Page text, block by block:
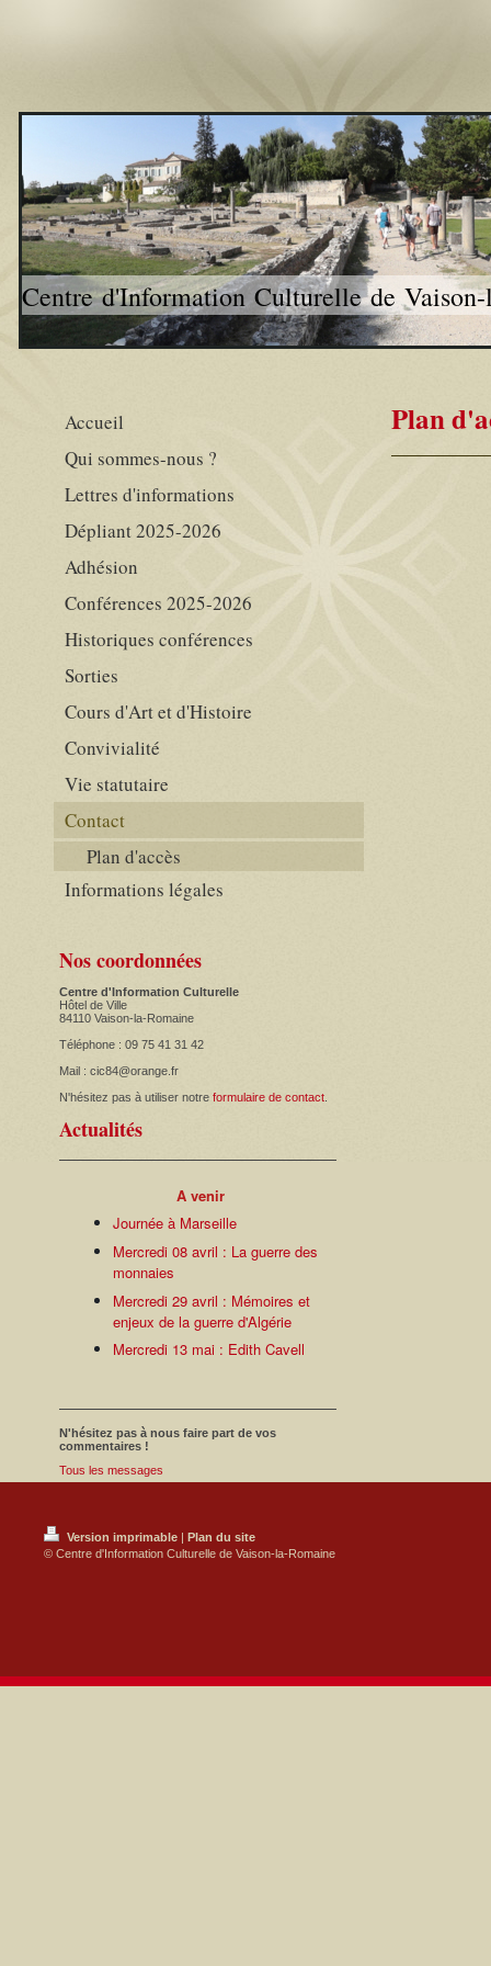
Centre d'Information Culturelle de
Plan
Accueil
Qui sommes-nous ?
Lettres d'informations
Dépliant 2025-2026
Adhésion
Conférences 2025-2026
Historiques conférences
Sorties
Cours d'Art et d'Histoire
Convivialité
Vie statutaire
Contact
Plan d'accès
Informations légales
Nos coordonnées
Centre d'Information Culturelle
Hôtel de Ville
84110 Vaison-la-Romaine
Téléphone : 09 75 41 31 42
Mail : cic84@orange.fr
N'hésitez pas à utiliser notre formulaire de contact
Actualités
A venir
Journée à Marseille
Mercredi 08 avril : La guerre des
monnaies
Mercredi 29 avril : Mémoires et
enjeux de la guerre d'Algérie
Mercredi 13 mai : Edith Cavell
N'hésitez pas à nous faire part de vos
commentaires !
Tous les messages
Version imprimable | Plan du site
© Centre d'Information Culturelle de Vaison-la-Romaine